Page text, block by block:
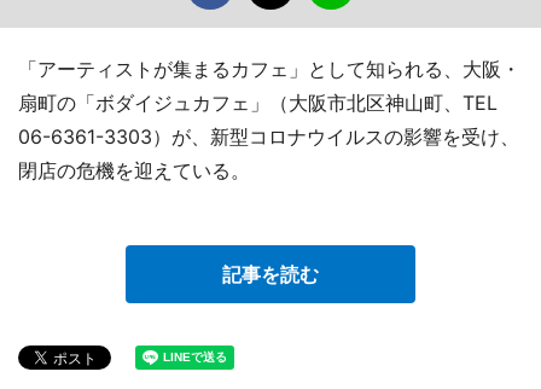
「アーティストが集まるカフェ」として知られる、大阪・
扇町の「ボダイジュカフェ」（大阪市北区神山町、TEL
06-6361-3303）が、新型コロナウイルスの影響を受け、
閉店の危機を迎えている。
記事を読む